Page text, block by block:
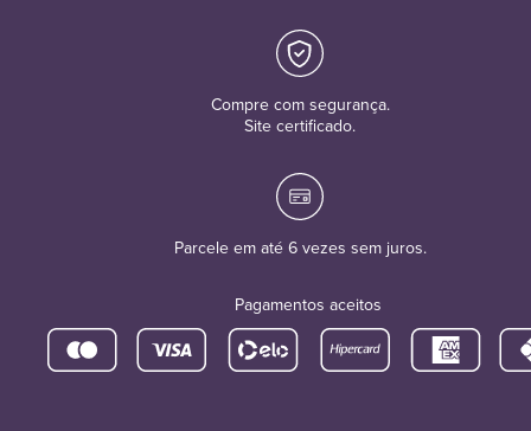
Compre com segurança.
Site certificado.
Parcele em até 6 vezes sem juros.
Pagamentos aceitos